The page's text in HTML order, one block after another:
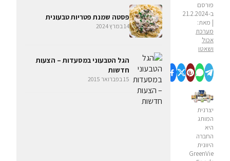
פורסם
ב-21.2.2024
| מאת:
מערכת
אכול
ושאטו
יצרנית
המותג
היא
החברה
היוונית
GreenVie
פסטה שמנת פטריות טבעונית
14 במרץ 2024
הגל הטבעוני במסעדות – הצעות
חדשות
15 בפברואר 2015